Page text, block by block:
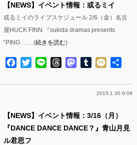
【NEWS】イベント情報：或るミイ
或るミイのライブスケジュール 2/6（金）名古
屋HUCK FINN 『sukida dramas presents
“PING ……(続きを読む)
Facebook
TwitterLine ThreadsMastodon
Tumblr
Mixi
2015.1.30 9:09
【NEWS】イベント情報：3/16（月）
『DANCE DANCE DANCE？』青山月見
ル君思フ